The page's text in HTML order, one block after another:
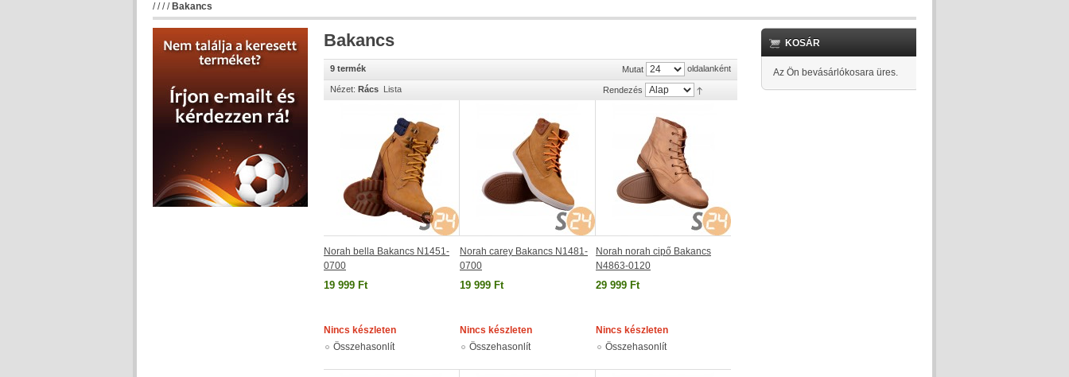
//// Bakancs
Bakancs
9 termék Mutat oldalanként
Nézet: Rács Lista Rendezés
Norah bella Bakancs N1451-
0700
19 999 Ft
Nincs készleten
Összehasonlít
Norah carey Bakancs N1481-
0700
19 999 Ft
Nincs készleten
Összehasonlít
Norah norah cipő Bakancs
N4863-0120
29 999 Ft
Nincs készleten
Összehasonlít
KOSÁR
Az Ön bevásárlókosara üres.